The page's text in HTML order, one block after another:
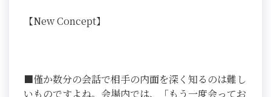
【New Concept】
■僅か数分の会話で相手の内面を深く知るのは難し
いものですよね。会場内では、「もう一度会ってお